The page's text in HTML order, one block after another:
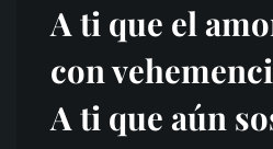
A ti que el
con
A ti que aún